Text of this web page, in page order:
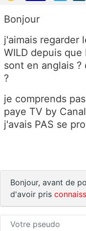
Bonjour
j'aimais regarder
WILD depuis
sont en anglais
?
je comprends
paye TV by
j'avais PAS se
Bonjour, avant de
d'avoir pris